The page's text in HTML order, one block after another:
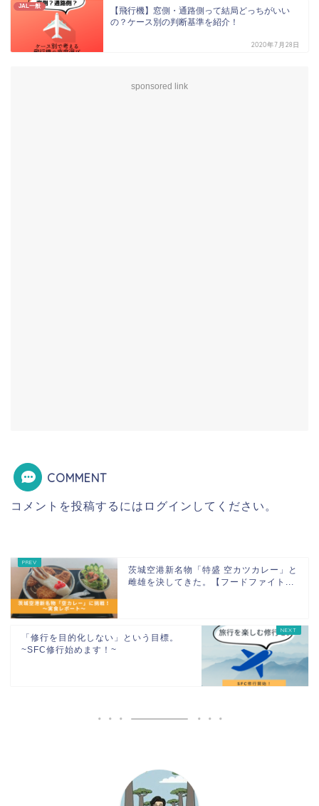
JAL一般
【飛行機】窓側・通路側って結局どっちがいい
の？ケース別の判断基準を紹介！
2020年7月28日
sponsored link
COMMENT
コメントを投稿するには ログイン してください。
茨城空港新名物「特盛 空カツカレー」と
雌雄を決してきた。【フードファイト...
「修行を目的化しない」という目標。
~SFC修行始めます！~